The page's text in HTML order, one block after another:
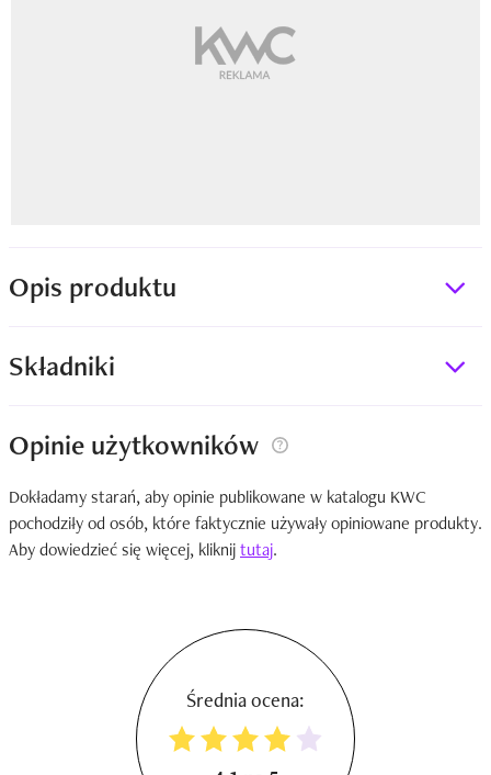
Opis produktu
Składniki
Opinie użytkowników
Dokładamy starań, aby opinie publikowane w katalogu KWC
pochodziły od osób, które faktycznie używały opiniowane produkty.
Aby dowiedzieć się więcej, kliknijtutaj.
Średnia ocena: